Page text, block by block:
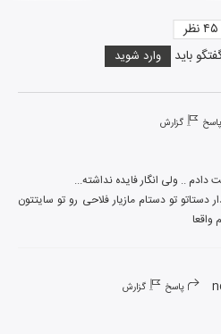
باید وارد شوید
۴۵نظر
پاسخ گزارش
واقعا
پاسخ گزارش